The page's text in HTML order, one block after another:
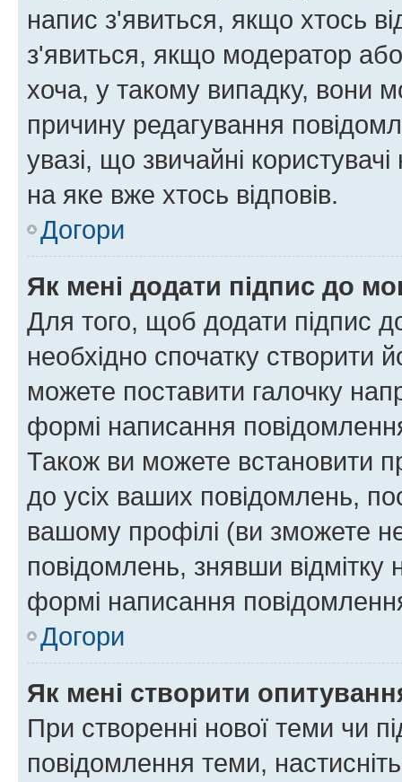
напис з'явиться, якщо хтось
з'явиться, якщо модератор
хоча, у такому випадку, вони
причину редагування
увазі, що звичайні
на яке вже хтось відповів.
Догори
Як мені додати підпис до
Для того, щоб додати підпис
необхідно спочатку створити
можете поставити галочку
формі написання
Також ви можете встановити
до усіх ваших повідомлень,
вашому профілі (ви зможете
повідомлень, знявши відмітку
формі написання
Догори
Як мені створити
При створенні нової теми чи
повідомлення теми,